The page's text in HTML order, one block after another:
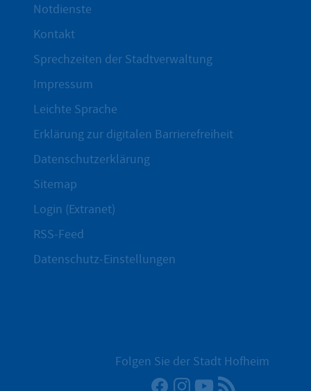
Notdienste
Kontakt
Sprechzeiten der Stadtverwaltung
Impressum
Leichte Sprache
Erklärung zur digitalen Barrierefreiheit
Datenschutzerklärung
Sitemap
Login (Extranet)
RSS-Feed
Datenschutz-Einstellungen
Folgen Sie der Stadt Hofheim
Facebook
Instagram
YouTube